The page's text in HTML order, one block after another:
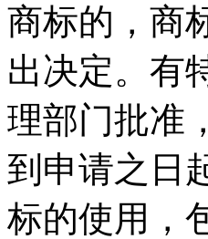
商标的，商
出决定。有
理部门批准
到申请之日
标的使用，